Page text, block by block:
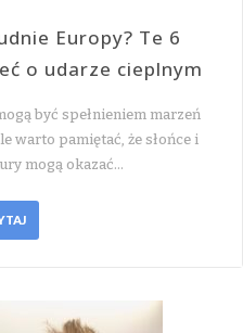
Europy? Te 6
o udarze cieplnym
być spełnieniem marzeń
warto pamiętać, że słońce i
mogą okazać…